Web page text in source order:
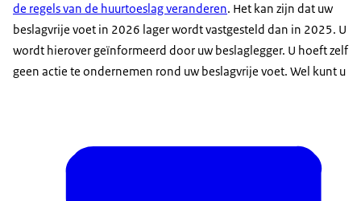
de regels van de huurtoeslag veranderen. Het kan zijn dat uw
beslagvrije voet in 2026 lager wordt vastgesteld dan in 2025. U
wordt hierover geïnformeerd door uw beslaglegger. U hoeft zelf
geen actie te ondernemen rond uw beslagvrije voet. Wel kunt u